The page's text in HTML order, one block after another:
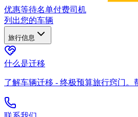
优惠等待名单付费司机
列出您的车辆
旅行信息
什么是迁移
了解车辆迁移 - 终极预算旅行窍门。